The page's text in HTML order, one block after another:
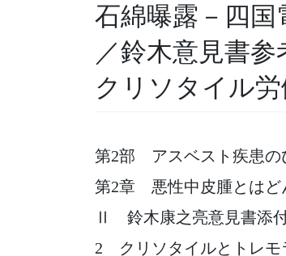
石綿曝露－四
／鈴木意見書
クリソタイル労
第2部 アスベスト疾患の
第2章 悪性中皮腫とはど
Ⅱ 鈴木康之亮意見書添
2 クリソタイルとトレモ